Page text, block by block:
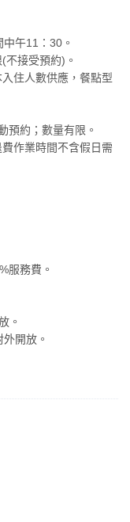
午11：30。
不接受預約)。
住人數供應，餐點型
預約；數量有限。
作業時間不含假日需
服務費。
。
開放。